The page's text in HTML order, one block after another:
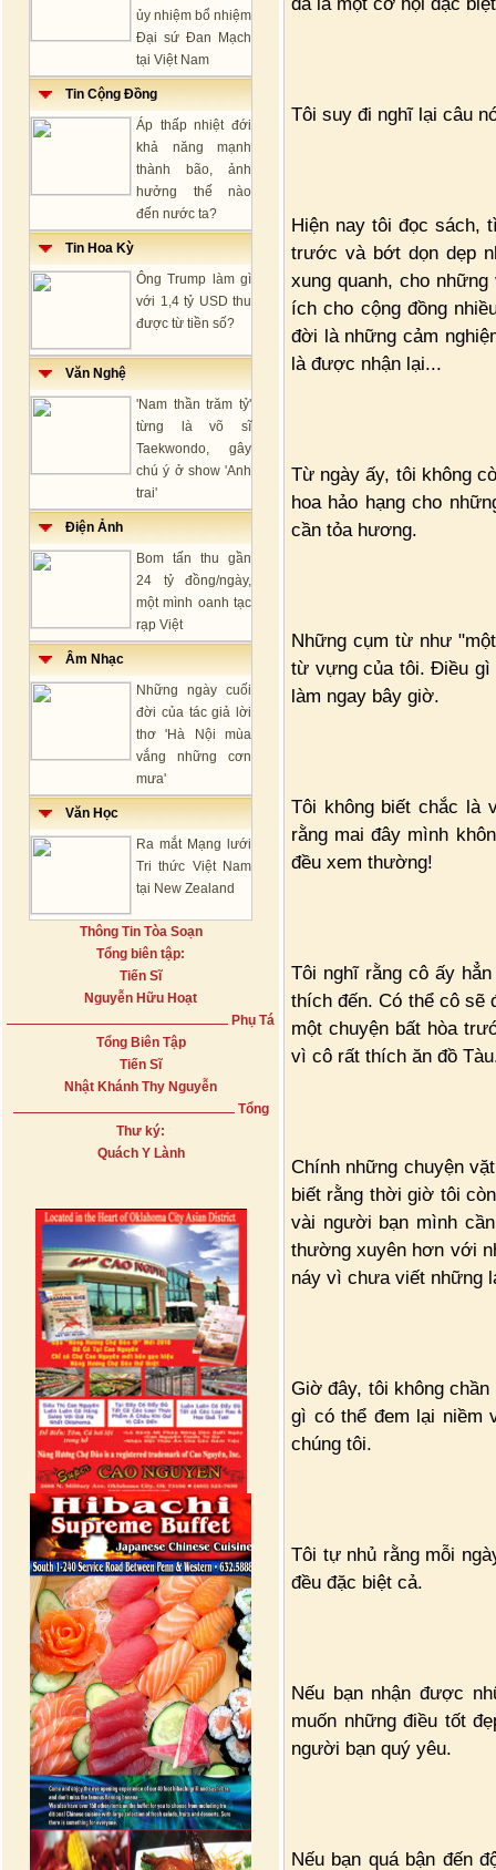
ủy nhiệm bổ nhiệm
Đại sứ Đan Mạch
tại Việt Nam
Tin Cộng Đồng
Áp thấp nhiệt đới
khả năng mạnh
thành bão, ảnh
hưởng thế nào
đến nước ta?
Tin Hoa Kỳ
Ông Trump làm gì
với 1,4 tỷ USD thu
được từ tiền số?
Văn Nghệ
'Nam thần trăm tỷ'
từng là võ sĩ
Taekwondo, gây
chú ý ở show 'Anh
trai'
Điện Ảnh
Bom tấn thu gần
24 tỷ đồng/ngày,
một mình oanh tạc
rạp Việt
Âm Nhạc
Những ngày cuối
đời của tác giả lời
thơ 'Hà Nội mùa
vắng những cơn
mưa'
Văn Học
Ra mắt Mạng lưới
Tri thức Việt Nam
tại New Zealand
Thông Tin Tòa Soạn
Tổng biên tập:
Tiến Sĩ
Nguyễn Hữu Hoạt
Phụ Tá
Tổng Biên Tập
Tiến Sĩ
Nhật Khánh Thy Nguyễn
Tổng
Thư ký:
Quách Y Lành
Tôi suy đi nghĩ lại câu
Hiện nay tôi đọc sách,
trước và bớt dọn dẹp
xung quanh, cho
ích cho cộng đồng
đời là những cảm
là được nhận lại...
Từ ngày ấy, tôi không
hoa hảo hạng cho
cần tỏa hương.
Những cụm từ như
từ vựng của tôi. Điều gì
làm ngay bây giờ.
Tôi không biết chắc là
rằng mai đây mình
đều xem thường!
Tôi nghĩ rằng cô ấy
thích đến. Có thể cô sẽ
một chuyện bất hòa
vì cô rất thích ăn đồ
Chính những chuyện
biết rằng thời giờ tôi
vài người bạn mình
thường xuyên hơn với
náy vì chưa viết những
Giờ đây, tôi không
gì có thể đem lại niềm
chúng tôi.
Tôi tự nhủ rằng mỗi
đều đặc biệt cả.
Nếu bạn nhận được
muốn những điều tốt
người bạn quý yêu.
Nếu bạn quá bận đến